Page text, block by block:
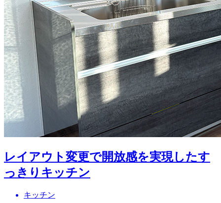
レイアウト変更で開放感を実現したす
っきりキッチン
キッチン